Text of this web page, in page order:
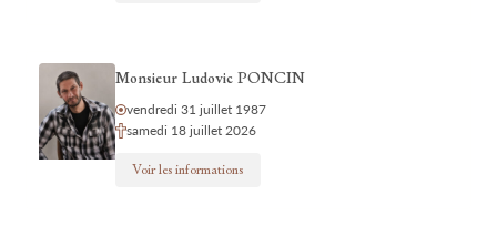
Monsieur Ludovic PONCIN
vendredi 31 juillet 1987
samedi 18 juillet 2026
Voir les informations